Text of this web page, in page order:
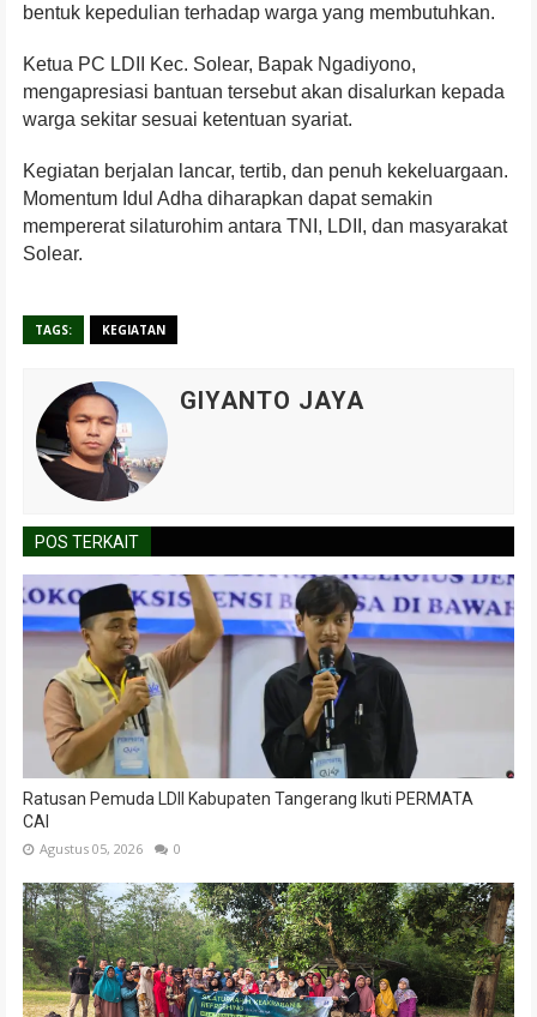
bentuk kepedulian terhadap warga yang membutuhkan.
Ketua PC LDII Kec. Solear, Bapak Ngadiyono,
mengapresiasi bantuan tersebut akan disalurkan kepada
warga sekitar sesuai ketentuan syariat.
Kegiatan berjalan lancar, tertib, dan penuh kekeluargaan.
Momentum Idul Adha diharapkan dapat semakin
mempererat silaturohim antara TNI, LDII, dan masyarakat
Solear.
TAGS: KEGIATAN
GIYANTO JAYA
POS TERKAIT
Ratusan Pemuda LDII Kabupaten Tangerang Ikuti PERMATA
CAI
Agustus 05, 2026 0